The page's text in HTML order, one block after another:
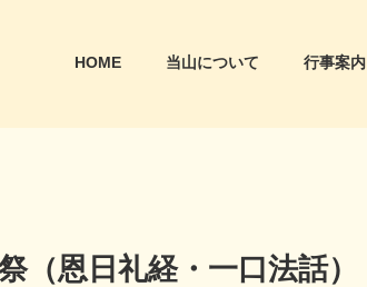
HOME 当山について 行事案内
（恩日礼経・一口法話）